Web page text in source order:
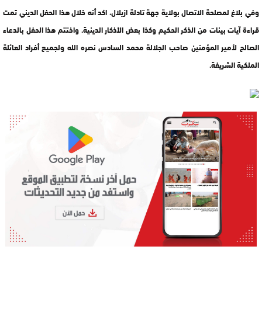
وفي بلاغ لمصلحة الاتصال بولاية جهة تادلة ازيلال، اكد أنه خلال هذا الحفل الديني تمت
قراءة آيات بينات من الذكر الحكيم وكذا بعض الأذكار الدينية. واختتم هذا الحفل بالدعاء
الصالح لأمير المؤمنين صاحب الجلالة محمد السادس نصره الله ولجميع أفراد العائلة
الملكية الشريفة.